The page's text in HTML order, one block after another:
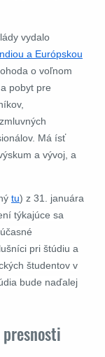
vydalo
a Európskou
o voľnom
pobyt pre
Má ísť
a vývoj, a
tu) z 31. januára
týkajúce sa
pri štúdiu a
študentov v
bude naďalej